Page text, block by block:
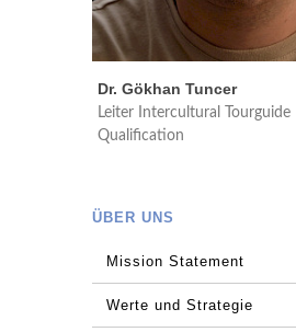
Dr. Gökhan Tuncer
Leiter Intercultural Tourguide
Qualification
ÜBER UNS
Mission Statement
Werte und Strategie